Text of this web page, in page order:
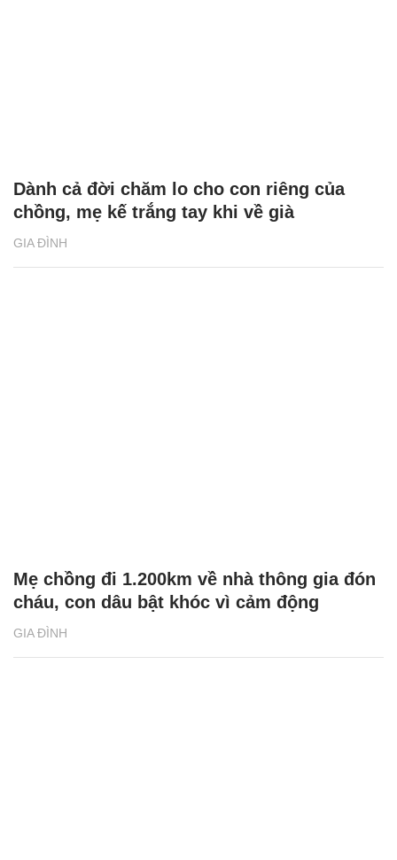
GIA ĐÌNH
Dành cả đời chăm lo cho con riêng của
chồng, mẹ kế trắng tay khi về già
GIA ĐÌNH
Mẹ chồng đi 1.200km về nhà thông gia đón
cháu, con dâu bật khóc vì cảm động